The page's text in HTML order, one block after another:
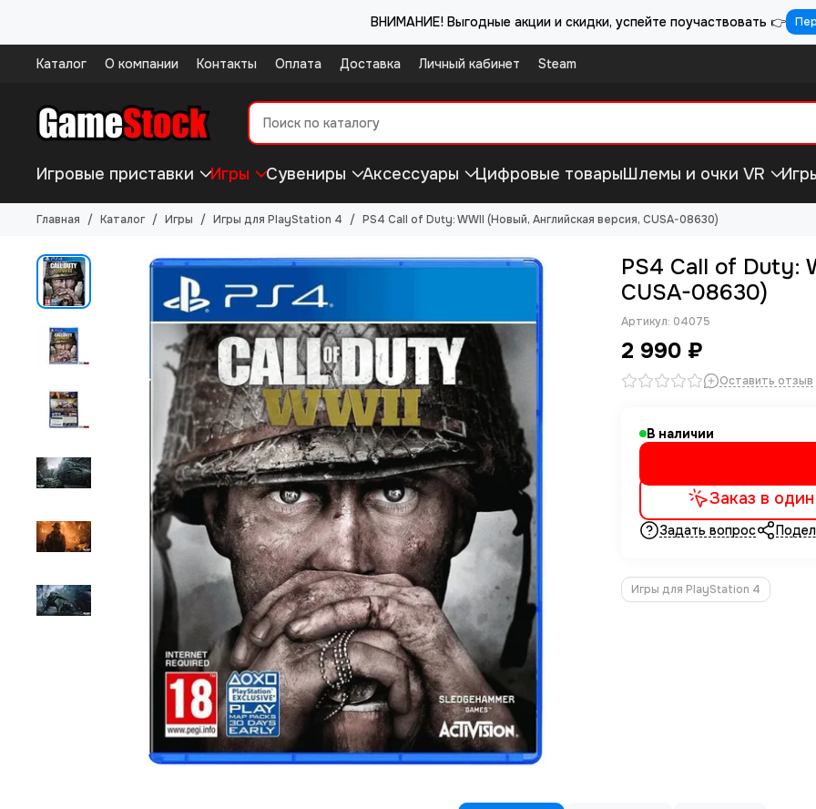
ВНИМАНИЕ! Выгодные акции и скидки, успейте поучаствовать 👉
Каталог О компании Контакты Оплата Доставка Личный кабинет Steam
Игровые приставки Игры Сувениры Аксессуары Цифровые товарыШлемы и очки VR
Главная Каталог Игры Игры для PlayStation 4 PS4 Call of Duty: WWII (Новый, Английская версия, CUSA-08630)
PS4 Call of Duty:
CUSA-08630)
Артикул: 04075
2 990 ₽
Оставить отзыв
В наличии
Заказ в
Задать вопрос
Игры для PlayStation 4